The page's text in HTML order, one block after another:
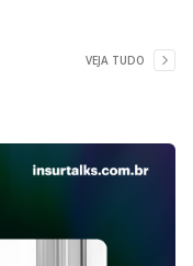
VEJA TUDO